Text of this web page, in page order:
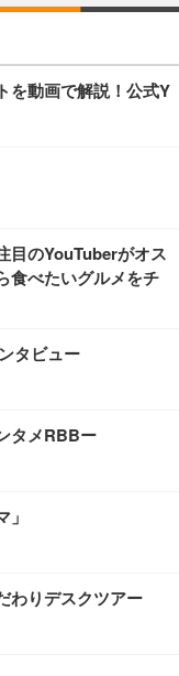
を動画で解説！公式Y
目のYouTuberがオス
食べたいグルメをチ
タビュー
タメRBBー
わりデスクツアー